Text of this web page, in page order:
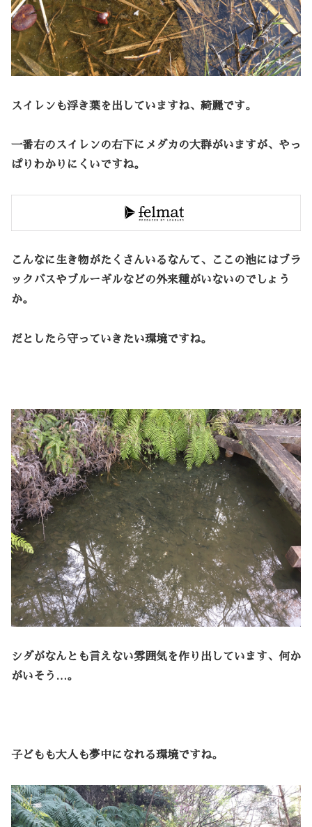
スイレンも浮き葉を出していますね、綺麗です。
一番右のスイレンの右下にメダカの大群がいますが、やっ
ぱりわかりにくいですね。
こんなに生き物がたくさんいるなんて、ここの池にはブラ
ックバスやブルーギルなどの外来種がいないのでしょう
か。
だとしたら守っていきたい環境ですね。
シダがなんとも言えない雰囲気を作り出しています、何か
がいそう…。
子どもも大人も夢中になれる環境ですね。